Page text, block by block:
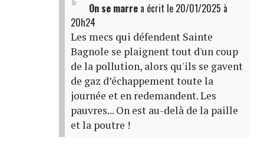
On se marrea écrit le 20/01/2025 à
20h24
Les mecs qui défendent Sainte
Bagnole se plaignent tout d'un coup
de la pollution, alors qu'ils se gavent
de gaz d’échappement toute la
journée et en redemandent. Les
pauvres... On est au-delà de la paille
et la poutre !